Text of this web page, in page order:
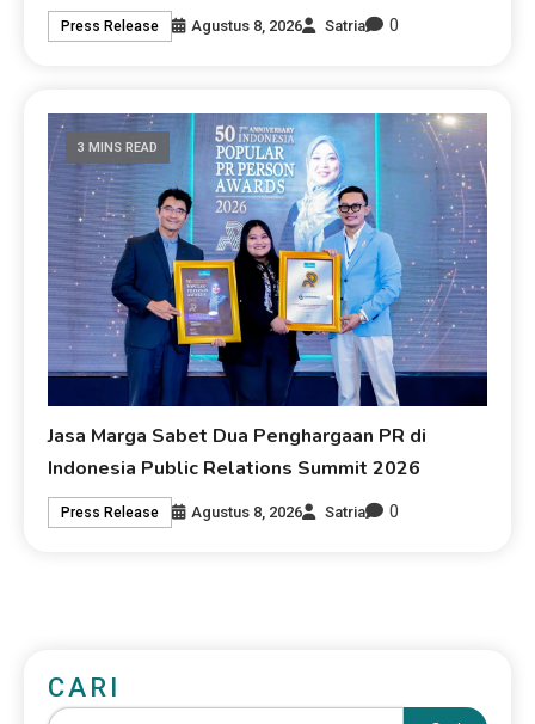
Press Release Agustus 8, 2026 Satria 0
3 MINS READ
Jasa Marga Sabet Dua Penghargaan PR di
Indonesia Public Relations Summit 2026
Press Release Agustus 8, 2026 Satria 0
CARI